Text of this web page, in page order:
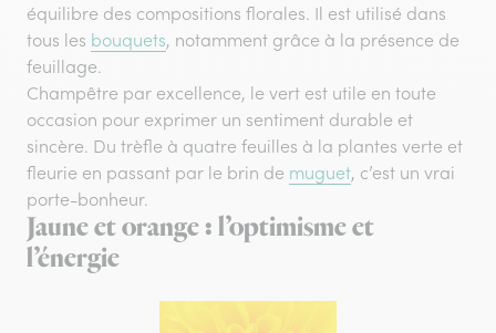
équilibre des compositions florales. Il est utilisé dans
tous les bouquets, notamment grâce à la présence de
feuillage.
Champêtre par excellence, le vert est utile en toute
occasion pour exprimer un sentiment durable et
sincère. Du trèfle à quatre feuilles à la plantes verte et
fleurie en passant par le brin de muguet, c’est un vrai
porte-bonheur.
Jaune et orange : l’optimisme et
l’énergie